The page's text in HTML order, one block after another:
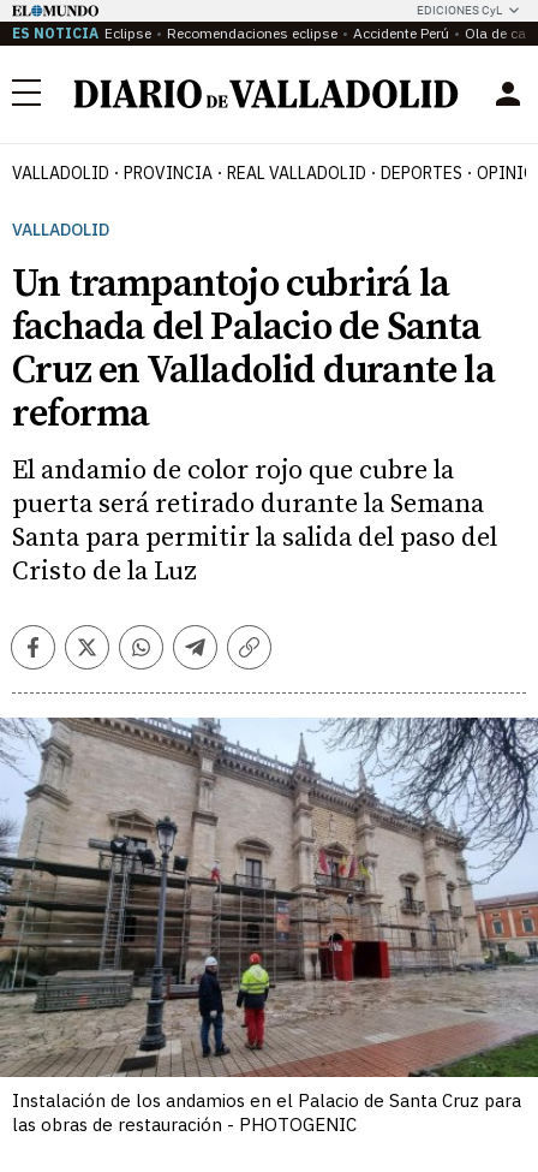
EDICIONES CyL
ES NOTICIA Eclipse Recomendaciones eclipse Accidente Perú Ola de
Menú
VALLADOLID PROVINCIA REAL VALLADOLID DEPORTES
VALLADOLID
Un trampantojo cubrirá la
fachada del Palacio de Santa
Cruz en Valladolid durante la
reforma
El andamio de color rojo que cubre la
puerta será retirado durante la Semana
Santa para permitir la salida del paso del
Cristo de la Luz
FacebookTwitterWhatsappTelegramCopiar
Instalación de los andamios en el Palacio de Santa Cruz para
las obras de restauración - PHOTOGENIC